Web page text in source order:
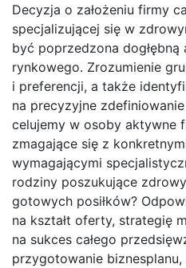
Decyzja o założeniu firmy
specjalizującej się w
być poprzedzona dogłębną
rynkowego. Zrozumienie
i preferencji, a także
na precyzyjne
celujemy w osoby aktywne
zmagające się z
wymagającymi
rodziny poszukujące
gotowych posiłków?
na kształt oferty, strategię
na sukces całego
przygotowanie